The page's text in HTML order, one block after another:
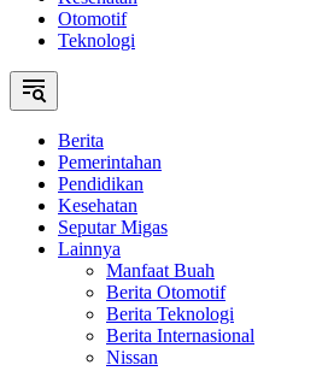
Otomotif
Teknologi
Berita
Pemerintahan
Pendidikan
Kesehatan
Seputar Migas
Lainnya
Manfaat Buah
Berita Otomotif
Berita Teknologi
Berita Internasional
Nissan